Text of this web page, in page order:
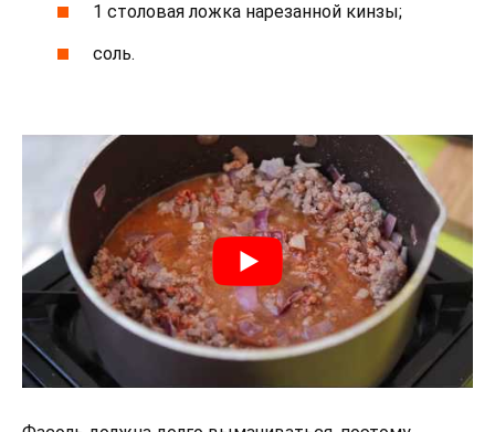
1 столовая ложка нарезанной кинзы;
соль.